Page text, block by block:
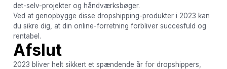
det-selv-projekter og håndværksbøger.
Ved at genopbygge disse dropshipping-produkter i 2023 kan
du sikre dig, at din online-forretning forbliver succesfuld og
rentabel.
Afslut
2023 bliver helt sikkert et spændende år for dropshippers,